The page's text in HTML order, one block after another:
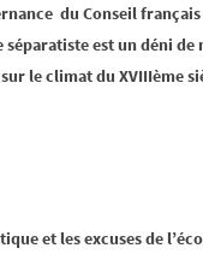
du Conseil
séparatiste est un déni
le climat du XVIIIème
et les excuses de